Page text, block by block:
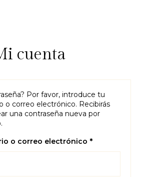
cuenta
Por favor, introduce tu
o correo electrónico. Recibirás
una contraseña nueva por
o correo electrónico *